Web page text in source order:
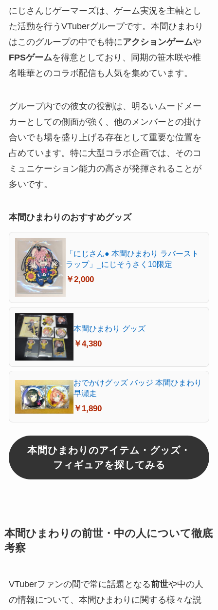
にじさんじゲーマーズは、ゲーム実況を主軸とし
た活動を行うVTuberグループです。本間ひまわり
はこのグループの中でも特にアクションゲームや
FPSゲームを得意としており、同期の笹木咲や椎
名唯華とのコラボ配信も人気を集めています。
グループ内での彼女の役割は、明るいムードメー
カーとしての側面が強く、他のメンバーとの掛け
合いでも場を盛り上げる存在として重要な位置を
占めています。特に大型コラボ企画では、そのコ
ミュニケーション能力の高さが発揮されることが
多いです。
本間ひまわりのおすすめグッズ
「にじさん● 本間ひまわり ラバースト
ラップ」_にじそうさく10限定
￥2,000
本間ひまわり グッズ
￥4,380
おでかけグッズ バッジ 本間ひまわり
早瀬走
￥1,890
本間ひまわりのアイテム・グッズ・
フィギュアを探してみる
本間ひまわりの前世・中の人について徹底
考察
VTuberファンの間で常に話題となる前世や中の人
の情報について、本間ひまわりに関する様々な説